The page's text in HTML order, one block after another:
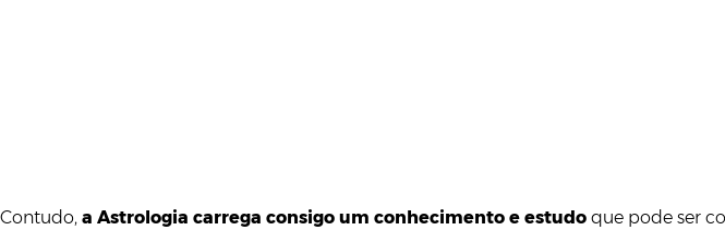
Contudo, a Astrologia carrega consigo um conhecimento e estudo que pode ser